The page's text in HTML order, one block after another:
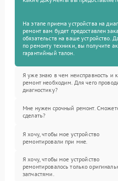
На этапе приема устройства на
ремонт вам будет предоставлен
обязательств на ваше устройство.
по ремонту техники, вы получите
гарантийный талон.
Я уже знаю в чем неисправность и
ремонт необходим. Для чего
диагностику?
Мне нужен срочный ремонт.
сделать?
Я хочу, чтобы мое устройство
ремонтировали при мне.
Я хочу, чтобы мое устройство
ремонтировалось только
запчастями.